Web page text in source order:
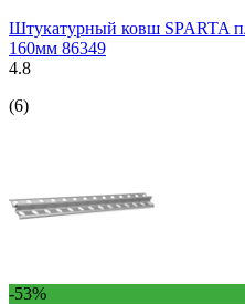
Штукатурный ковш SPARTA
160мм 86349
4.8
(6)
-53%